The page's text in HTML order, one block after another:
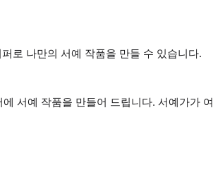
로 나만의 서예 작품을 만들 수 있습니다.
서예 작품을 만들어 드립니다. 서예가가 여